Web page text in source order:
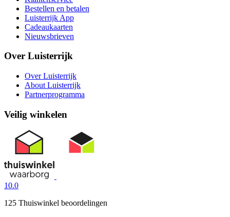
Bestellen en betalen
Luisterrijk App
Cadeaukaarten
Nieuwsbrieven
Over Luisterrijk
Over Luisterrijk
About Luisterrijk
Partnerprogramma
Veilig winkelen
10.0
125 Thuiswinkel beoordelingen